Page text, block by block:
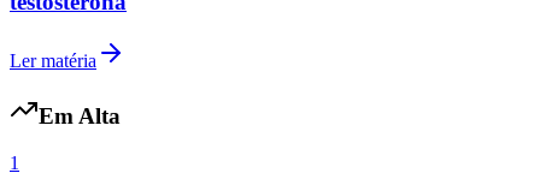
Ler matéria
Em Alta
1